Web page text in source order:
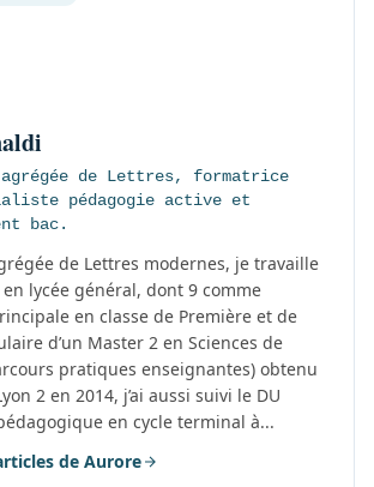
agrégée de Lettres, formatrice
pédagogie active et
bac.
de Lettres modernes, je travaille
lycée général, dont 9 comme
en classe de Première et de
d’un Master 2 en Sciences de
pratiques enseignantes) obtenu
2 en 2014, j’ai aussi suivi le DU
en cycle terminal à...
de Aurore